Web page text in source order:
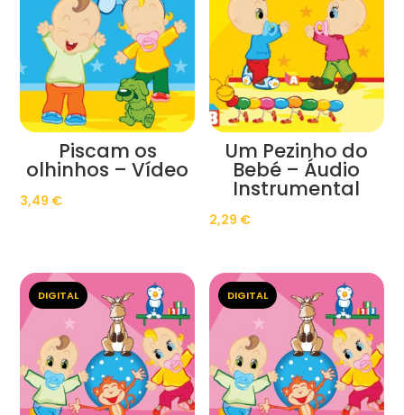
Piscam os
olhinhos – Vídeo
3,49 €
Um Pezinho do
Bebé – Áudio
Instrumental
2,29 €
DIGITAL DIGITAL